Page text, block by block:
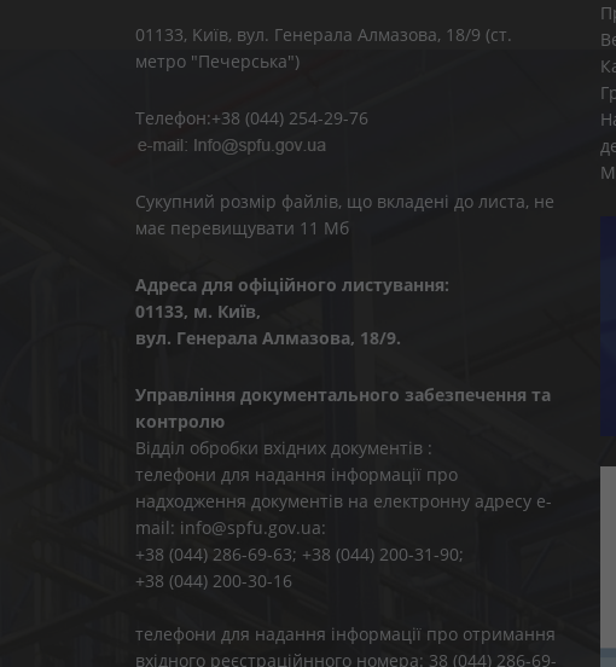
01133, Kиїв, вул. Генерала Алмазова, 18/9 (ст.
метро "Печерська")
Телефон:+38 (044) 254-29-76
Сукупний розмір файлів, що вкладені до листа, не
має перевищувати 11 Мб
Адреса для офіційного листування:
01133, м. Київ,
вул. Генерала Алмазова, 18/9.
Управління документального забезпечення та
контролю
Відділ обробки вхідних документів :
телефони для надання інформації про
надходження документів на електронну адресу e-
mail: info@spfu.gov.ua:
+38 (044) 286-69-63; +38 (044) 200-31-90;
+38 (044) 200-30-16
телефони для надання інформації про отримання
вхідного реєстраційнного номера: 38 (044) 286-69-